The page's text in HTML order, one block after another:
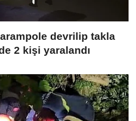
devrilip takla
2 kişi yaralandı